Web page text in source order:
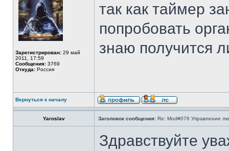
Зарегистрирован: 29 май
2011, 17:59
Сообщения: 3769
Откуда: Россия
так как таймер
попробовать
знаю получится
Вернуться к началу
Yaroslav Заголовок сообщения: Re: Mod#076 Управление
Здравствуйте